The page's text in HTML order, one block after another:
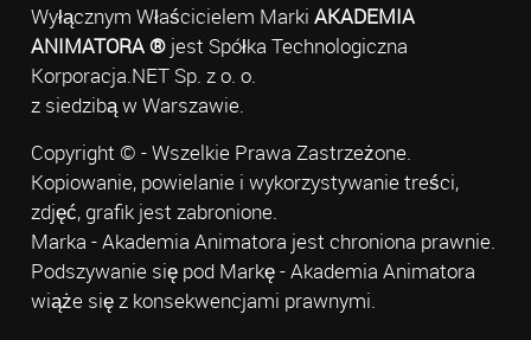
Wyłącznym Właścicielem Marki AKADEMIA
ANIMATORA ®jest Spółka Technologiczna
Korporacja.NET Sp. z o. o.
z siedzibą w Warszawie.
Copyright © - Wszelkie Prawa Zastrzeżone.
Kopiowanie, powielanie i wykorzystywanie treści,
zdjęć, grafik jest zabronione.
Marka - Akademia Animatora jest chroniona prawnie.
Podszywanie się pod Markę - Akademia Animatora
wiąże się z konsekwencjami prawnymi.